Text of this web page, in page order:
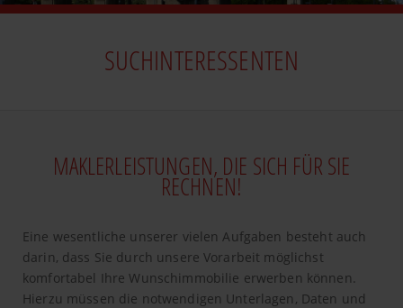
SUCHINTERESSENTEN
MAKLERLEISTUNGEN, DIE SICH FÜR SIE
RECHNEN!
Eine wesentliche unserer vielen Aufgaben besteht auch
darin, dass Sie durch unsere Vorarbeit möglichst
komfortabel Ihre Wunschimmobilie erwerben können.
Hierzu müssen die notwendigen Unterlagen, Daten und